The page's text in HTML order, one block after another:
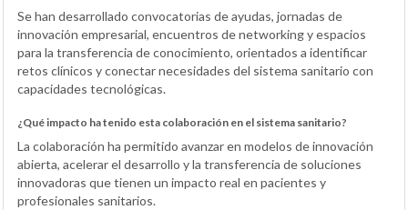
Se han desarrollado convocatorias de ayudas, jornadas de
innovación empresarial, encuentros de networking y espacios
para la transferencia de conocimiento, orientados a identificar
retos clínicos y conectar necesidades del sistema sanitario con
capacidades tecnológicas.
¿Qué impacto ha tenido esta colaboración en el sistema sanitario?
La colaboración ha permitido avanzar en modelos de innovación
abierta, acelerar el desarrollo y la transferencia de soluciones
innovadoras que tienen un impacto real en pacientes y
profesionales sanitarios.